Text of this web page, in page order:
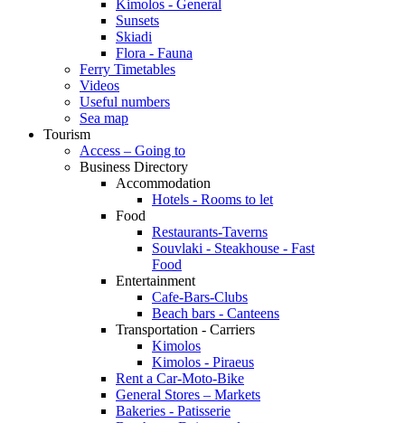
Kimolos - General
Sunsets
Skiadi
Flora - Fauna
Ferry Timetables
Videos
Useful numbers
Sea map
Tourism
Access – Going to
Business Directory
Accommodation
Hotels - Rooms to let
Food
Restaurants-Taverns
Souvlaki - Steakhouse - Fast
Food
Entertainment
Cafe-Bars-Clubs
Beach bars - Canteens
Transportation - Carriers
Kimolos
Kimolos - Piraeus
Rent a Car-Moto-Bike
General Stores – Markets
Bakeries - Patisserie